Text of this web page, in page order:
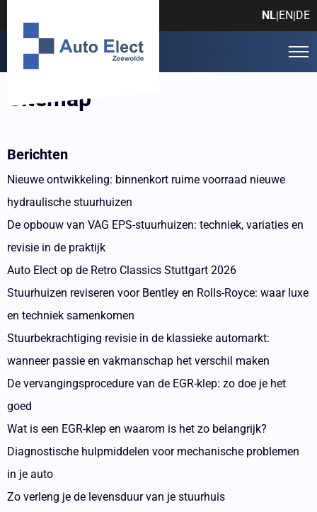
NL|EN|DE
Sitemap
Berichten
Nieuwe ontwikkeling: binnenkort ruime voorraad nieuwe
hydraulische stuurhuizen
De opbouw van VAG EPS-stuurhuizen: techniek, variaties en
revisie in de praktijk
Auto Elect op de Retro Classics Stuttgart 2026
Stuurhuizen reviseren voor Bentley en Rolls-Royce: waar luxe
en techniek samenkomen
Stuurbekrachtiging revisie in de klassieke automarkt:
wanneer passie en vakmanschap het verschil maken
De vervangingsprocedure van de EGR-klep: zo doe je het
goed
Wat is een EGR-klep en waarom is het zo belangrijk?
Diagnostische hulpmiddelen voor mechanische problemen
in je auto
Zo verleng je de levensduur van je stuurhuis